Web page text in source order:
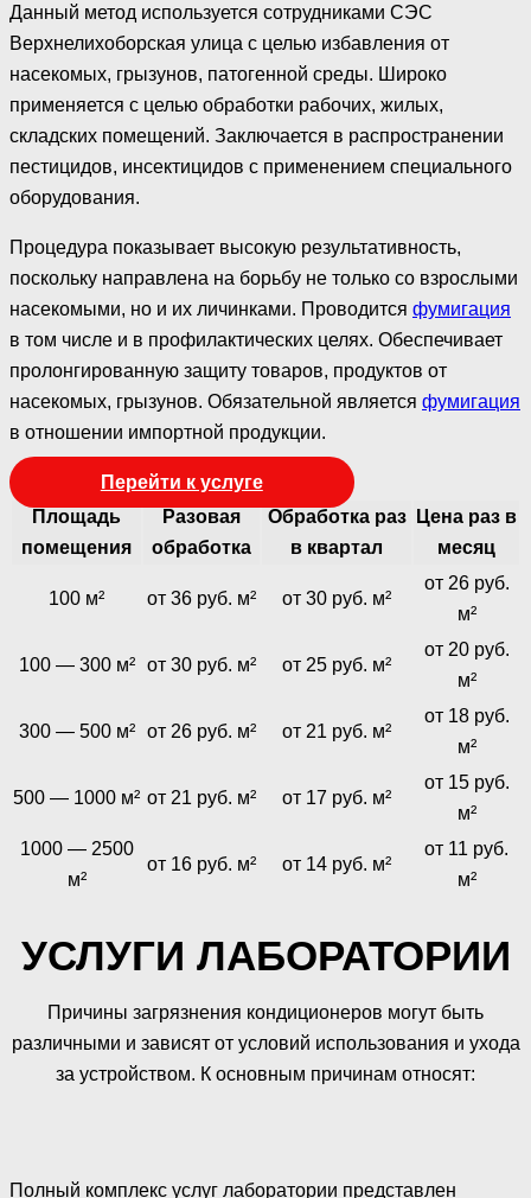
Данный метод используется сотрудниками СЭС
Верхнелихоборская улица с целью избавления от
насекомых, грызунов, патогенной среды. Широко
применяется с целью обработки рабочих, жилых,
складских помещений. Заключается в распространении
пестицидов, инсектицидов с применением специального
оборудования.
Процедура показывает высокую результативность,
поскольку направлена на борьбу не только со взрослыми
насекомыми, но и их личинками. Проводится фумигация
в том числе и в профилактических целях. Обеспечивает
пролонгированную защиту товаров, продуктов от
насекомых, грызунов. Обязательной является фумигация
в отношении импортной продукции.
Перейти к услуге
Площадь
помещения
Разовая
обработка
Обработка раз
в квартал
Цена раз в
месяц
100 м² от 36 руб. м² от 30 руб. м²
от 26 руб.
м²
100 — 300 м² от 30 руб. м² от 25 руб. м²
от 20 руб.
м²
300 — 500 м² от 26 руб. м² от 21 руб. м²
от 18 руб.
м²
500 — 1000 м² от 21 руб. м² от 17 руб. м²
от 15 руб.
м²
1000 — 2500
м²
от 16 руб. м² от 14 руб. м²
от 11 руб.
м²
УСЛУГИ ЛАБОРАТОРИИ
Причины загрязнения кондиционеров могут быть
различными и зависят от условий использования и ухода
за устройством. К основным причинам относят:
Полный комплекс услуг лаборатории представлен